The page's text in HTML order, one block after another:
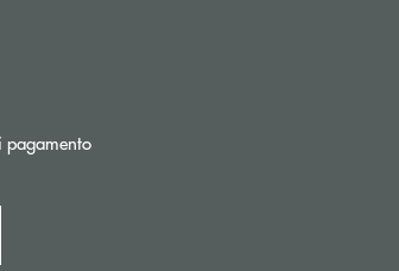
pagamento
finestra